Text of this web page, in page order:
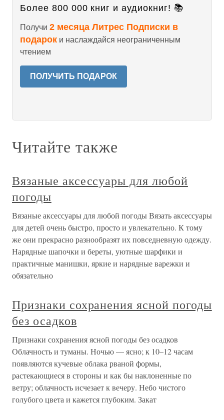
Более 800 000 книг и аудиокниг! 📚
Получи 2 месяца Литрес Подписки в
подарок и наслаждайся неограниченным
чтением
ПОЛУЧИТЬ ПОДАРОК
Читайте также
Вязаные аксессуары для любой
погоды
Вязаные аксессуары для любой погоды Вязать аксессуары
для детей очень быстро, просто и увлекательно. К тому
же они прекрасно разнообразят их повседневную одежду.
Нарядные шапочки и береты, уютные шарфики и
практичные манишки, яркие и нарядные варежки и
обязательно
Признаки сохранения ясной погоды
без осадков
Признаки сохранения ясной погоды без осадков
Облачность и туманы. Ночью — ясно; к 10–12 часам
появляются кучевые облака рваной формы,
растекающиеся в стороны и как бы наклоненные по
ветру; облачность исчезает к вечеру. Небо чистого
голубого цвета и кажется глубоким. Закат